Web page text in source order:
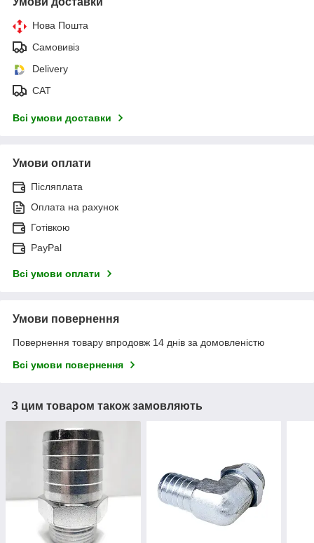
Нова Пошта
Самовивіз
Delivery
САТ
Всі умови доставки
Умови оплати
Післяплата
Оплата на рахунок
Готівкою
PayPal
Всі умови оплати
Умови повернення
Повернення товару впродовж 14 днів за домовленістю
Всі умови повернення
З цим товаром також замовляють